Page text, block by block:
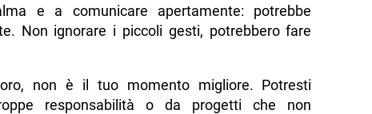
e a comunicare apertamente: potrebbe
Non ignorare i piccoli gesti, potrebbero fare
non è il tuo momento migliore. Potresti
responsabilità o da progetti che non